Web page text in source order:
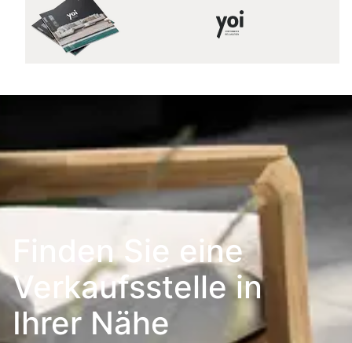
Finden Sie eine
Verkaufsstelle in
Ihrer Nähe